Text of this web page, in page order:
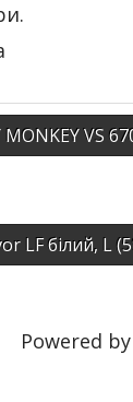
VS
LF білий, L
Powered